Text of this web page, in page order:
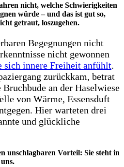
nicht, welche Schwierigkeiten
würde – und das ist gut so,
getraut, loszugehen.
Begegnungen nicht
nicht gewonnen
sich innere Freiheit anfühlt.
zurückkam, betrat
an der Haselwiese
von Wärme, Essensduft
Hier warteten drei
und glückliche
unschlagbaren Vorteil: Sie steht in